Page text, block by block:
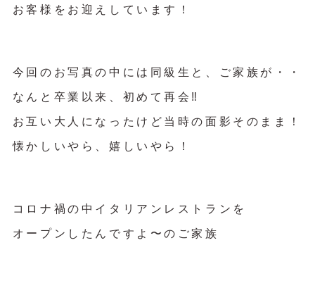
お客様をお迎えしています！
今回のお写真の中には同級生と、ご家族が・・
なんと卒業以来、初めて再会‼︎
お互い大人になったけど当時の面影そのまま！
懐かしいやら、嬉しいやら！
コロナ禍の中イタリアンレストランを
オープンしたんですよ〜のご家族